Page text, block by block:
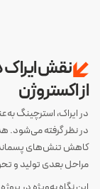
نقش
از اکستروژن
در ایراک، استرچینگ
در نظر گرفته می‌شود.
کاهش تنش‌های پسماند،
مراحل بعدی تولید و